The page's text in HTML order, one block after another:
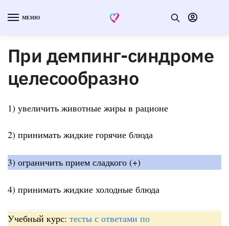
МЕНЮ
При демпинг-синдроме
целесообразно
1) увеличить животные жиры в рационе
2) принимать жидкие горячие блюда
3) ограничить прием сладкого (+)
4) принимать жидкие холодные блюда
Учебный курс: тесты с ответами по